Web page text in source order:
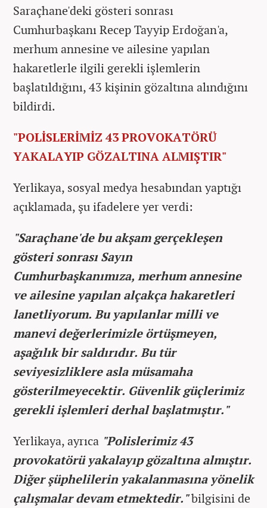
Saraçhane'deki gösteri sonrası
Cumhurbaşkanı Recep Tayyip Erdoğan'a,
merhum annesine ve ailesine yapılan
hakaretlerle ilgili gerekli işlemlerin
başlatıldığını, 43 kişinin gözaltına alındığını
bildirdi.
"POLİSLERİMİZ 43 PROVOKATÖRÜ
YAKALAYIP GÖZALTINA ALMIŞTIR"
Yerlikaya, sosyal medya hesabından yaptığı
açıklamada, şu ifadelere yer verdi:
"Saraçhane'de bu akşam gerçekleşen
gösteri sonrası Sayın
Cumhurbaşkanımıza, merhum annesine
ve ailesine yapılan alçakça hakaretleri
lanetliyorum. Bu yapılanlar milli ve
manevi değerlerimizle örtüşmeyen,
aşağılık bir saldırıdır. Bu tür
seviyesizliklere asla müsamaha
gösterilmeyecektir. Güvenlik güçlerimiz
gerekli işlemleri derhal başlatmıştır."
Yerlikaya, ayrıca "Polislerimiz 43
provokatörü yakalayıp gözaltına almıştır.
Diğer şüphelilerin yakalanmasına yönelik
çalışmalar devam etmektedir."bilgisini de